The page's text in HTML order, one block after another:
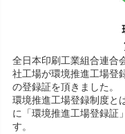
全日本印刷工業組合連合
社工場が環境推進工場登
の登録証を頂きました。
環境推進工場登録制度と
に「環境推進工場登録証
す。